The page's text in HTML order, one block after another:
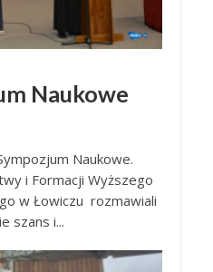
Naukowe
Naukowe.
i Formacji Wyższego
w Łowiczu rozmawiali
szans i...